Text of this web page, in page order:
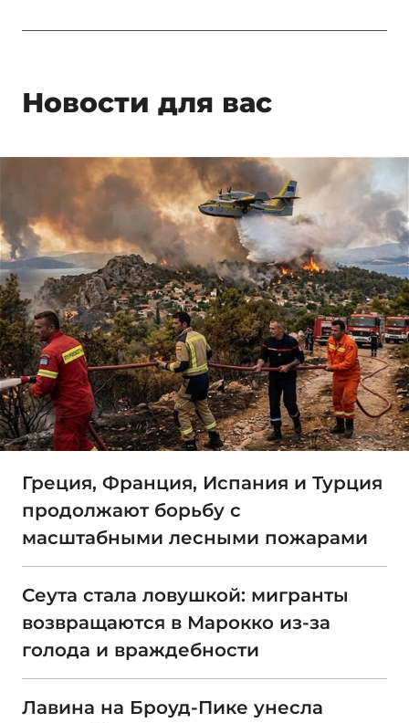
Новости для вас
Греция, Франция, Испания и Турция
продолжают борьбу с
масштабными лесными пожарами
Сеута стала ловушкой: мигранты
возвращаются в Марокко из-за
голода и враждебности
Лавина на Броуд-Пике унесла